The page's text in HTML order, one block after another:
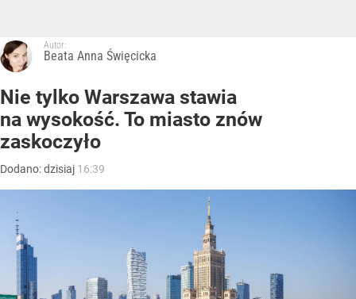
Autor:
Beata Anna Święcicka
Nie tylko Warszawa stawia
na wysokość. To miasto znów
zaskoczyło
Dodano:dzisiaj 16:39